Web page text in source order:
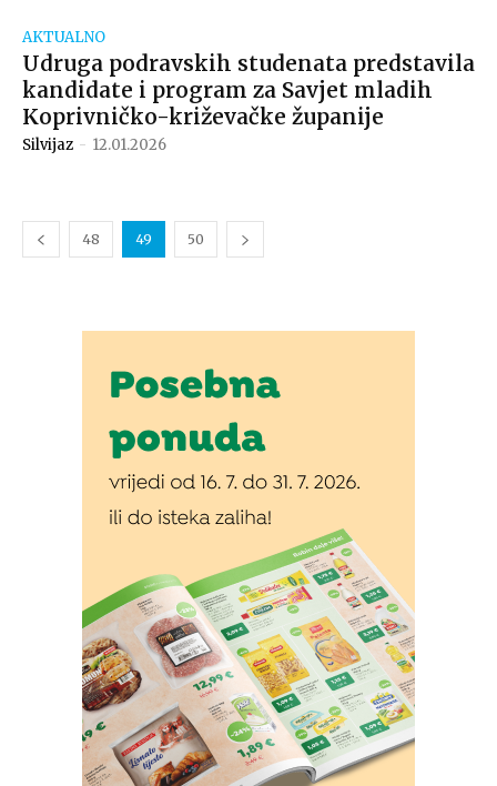
AKTUALNO
Udruga podravskih studenata predstavila
kandidate i program za Savjet mladih
Koprivničko-križevačke županije
Silvijaz - 12.01.2026
48 49 50